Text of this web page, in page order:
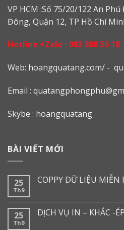
VP HCM :Số 75/20/122 An
Đông, Quận 12, TP Hồ Chí
Hotline +Zalo : 093 888 56 18
Web: hoangquatang.com/ -
Email :
Skybe : hoangquatang
BÀI VIẾT MỚI
25
Th9
COPPY DỮ LIỆU MIỄN
25
Th9
DỊCH VỤ IN – KHẮC -